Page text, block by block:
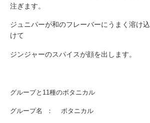
注ぎます。
ジュニパーが和のフレーバーにうまく溶け
けて
ジンジャーのスパイスが顔を出します。
グループと11種のボタニカル
グループ名 ： ボタニカル